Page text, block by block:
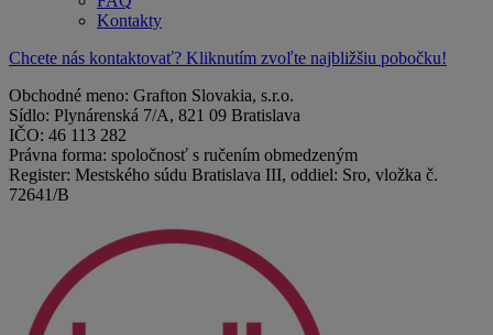
Kontakty
Chcete nás kontaktovať? Kliknutím zvoľte najbližšiu pobočku!
Obchodné meno: Grafton Slovakia, s.r.o.
Sídlo: Plynárenská 7/A, 821 09 Bratislava
IČO: 46 113 282
Právna forma: spoločnosť s ručením obmedzeným
Register: Mestského súdu Bratislava III, oddiel: Sro, vložka č.
72641/B